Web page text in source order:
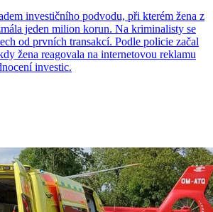
investičního podvodu, při kterém žena z
jeden milion korun. Na kriminalisty se
od prvních transakcí. Podle policie začal
žena reagovala na internetovou reklamu
investic.